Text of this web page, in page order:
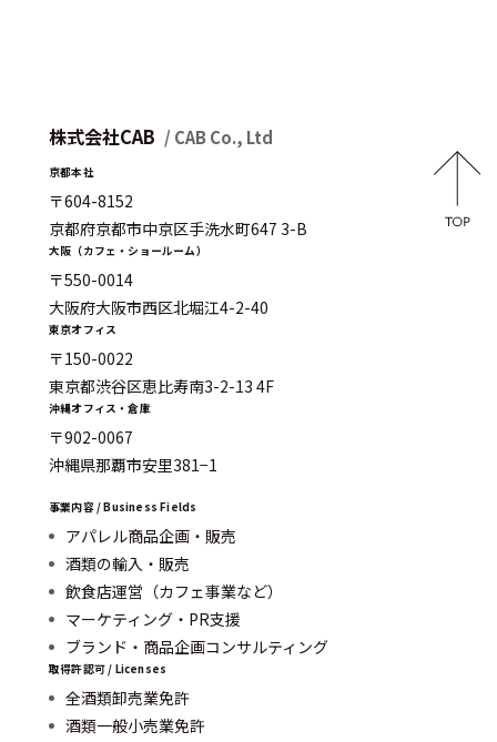
株式会社CAB / CAB Co., Ltd
京都本社
〒604-8152
京都府京都市中京区手洗水町647 3-B
大阪（カフェ・ショールーム）
〒550-0014
大阪府大阪市西区北堀江4-2-40
東京オフィス
〒150-0022
東京都渋谷区恵比寿南3-2-13 4F
沖縄オフィス・倉庫
〒902-0067
沖縄県那覇市安里381−1
事業内容 / Business Fields
アパレル商品企画・販売
酒類の輸入・販売
飲食店運営（カフェ事業など）
マーケティング・PR支援
ブランド・商品企画コンサルティング
取得許認可 / Licenses
全酒類卸売業免許
酒類一般小売業免許